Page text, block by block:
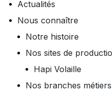
Actualités
Nous connaître
Notre histoire
Nos sites de
Hapi Volaille
Nos branches métiers